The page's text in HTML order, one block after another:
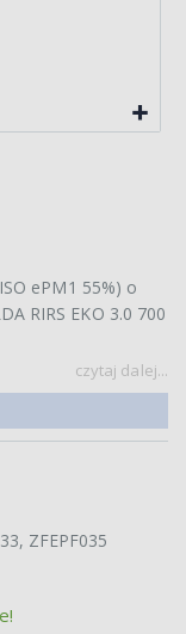
ePM1 55%) o
RIRS EKO 3.0 700
czytaj dalej...
ZFEPF035